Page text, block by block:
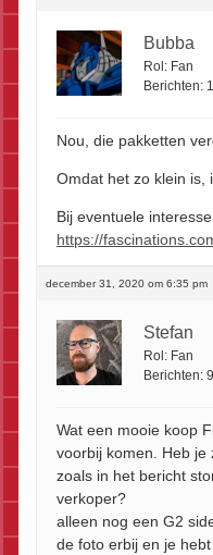
Bubba
Rol: Fan
Berichten:
Nou, die pakketten
Omdat het zo klein is,
Bij eventuele
https://
december 31, 2020 om 6:35 pm
Stefan
Rol: Fan
Berichten:
Wat een mooie koop
voorbij komen. Heb je
zoals in het bericht
verkoper?
alleen nog een G2
de foto erbij en je